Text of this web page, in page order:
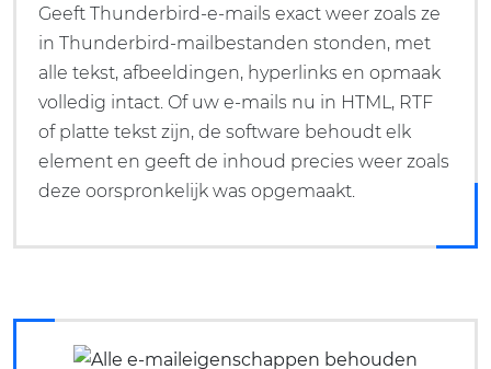
Geeft Thunderbird-e-mails exact weer zoals ze
in Thunderbird-mailbestanden stonden, met
alle tekst, afbeeldingen, hyperlinks en opmaak
volledig intact. Of uw e-mails nu in HTML, RTF
of platte tekst zijn, de software behoudt elk
element en geeft de inhoud precies weer zoals
deze oorspronkelijk was opgemaakt.